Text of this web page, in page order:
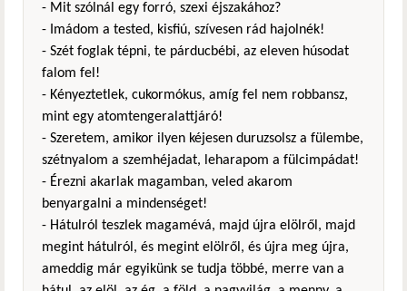
- Mit szólnál egy forró, szexi éjszakához?
- Imádom a tested, kisfiú, szívesen rád hajolnék!
- Szét foglak tépni, te párducbébi, az eleven húsodat
falom fel!
- Kényeztetlek, cukormókus, amíg fel nem robbansz,
mint egy atomtengeralattjáró!
- Szeretem, amikor ilyen kéjesen duruzsolsz a fülembe,
szétnyalom a szemhéjadat, leharapom a fülcimpádat!
- Érezni akarlak magamban, veled akarom
benyargalni a mindenséget!
- Hátulról teszlek magamévá, majd újra elölről, majd
megint hátulról, és megint elölről, és újra meg újra,
ameddig már egyikünk se tudja többé, merre van a